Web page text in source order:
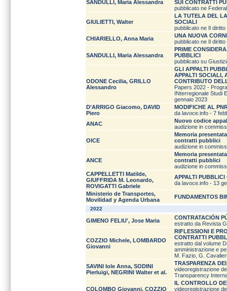
SANDULLI, Maria Alessandra
SUI CONTRATTI
pubblicato ne
GIULIETTI, Walter
LA TUTELA DEL
SOCIALI
pubblicato ne Il diritto
CHIARIELLO, Anna Maria
UNA NUOVA
pubblicato ne Il
SANDULLI, Maria Alessandra
PRIME
PUBBLICI
pubblicato su
ODONE Cecilia, GRILLO
Alessandro
GLI APPALTI
APPALTI SOCIALI,
CONTRIBUTO
Papers 2022 -
INterregionale Studi
gennaio 2023
D'ARRIGO Giacomo, DAVID
Piero
MODIFICHE AL
da lavoce.info - 7
ANAC
Nuovo codice
audizione in
OICE
Memoria
contratti pubblici
audizione in
ANCE
Memoria
contratti pubblici
audizione in
CAPPELLETTI Matilde,
GIUFFRIDA M. Leonardo,
ROVIGATTI Gabriele
APPALTI PUBBLICI
da lavoce.info - 13
Ministerio de Transportes,
Movilidad y Agenda Urbana
FUNDAMENTOS
2022
GIMENO FELIU', Jose Maria
CONTRATACIÓN
estratto da Revista
COZZIO Michele, LOMBARDO
Giovanni
RIFLESSIONI E
CONTRATTI
estratto dal volume
amministrazione e
M. Fazio, G. Cavalieri
SAVINI Iole Anna, SODINI
Pierluigi, NEGRINI Walter et al.
TRASPARENZA
videoregistrazione
Transparency
COLOMBO Giovanni, COZZIO
IL CONTROLLO
videoregistrazione